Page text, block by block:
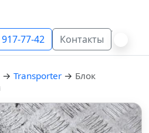
77-42 Контакты
→ Transporter → Блок